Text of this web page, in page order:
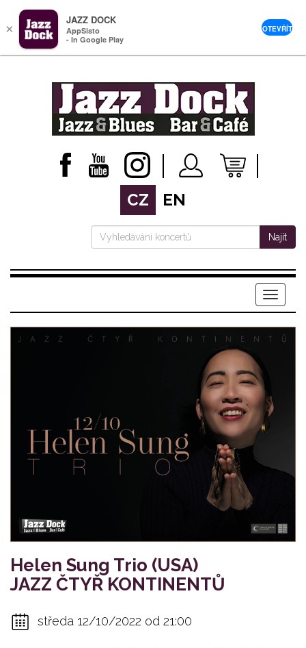
CZ EN
Najít
Menu
Helen Sung Trio (USA)
JAZZ ČTYŘ KONTINENTŮ
středa 12/10/2022 od 21:00
×
JAZZ DOCK
AppSisto
- In Google Play
OTEVŘÍT